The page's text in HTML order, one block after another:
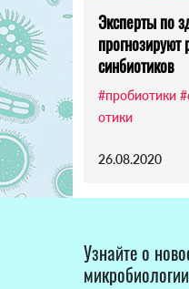
Эксперты по
прогнозируют
синбиотиков
#пробиотики
отики
26.08.2020
Узнайте о
микробиологии